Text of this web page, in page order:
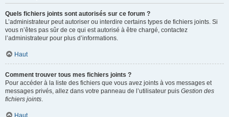
Quels fichiers joints sont autorisés sur ce forum ?
L’administrateur peut autoriser ou interdire certains types de fichiers joints. Si
vous n’êtes pas sûr de ce qui est autorisé à être chargé, contactez
l’administrateur pour plus d’informations.
Haut
Comment trouver tous mes fichiers joints ?
Pour accéder à la liste des fichiers que vous avez joints à vos messages et
messages privés, allez dans votre panneau de l’utilisateur puis Gestion des
fichiers joints.
Haut